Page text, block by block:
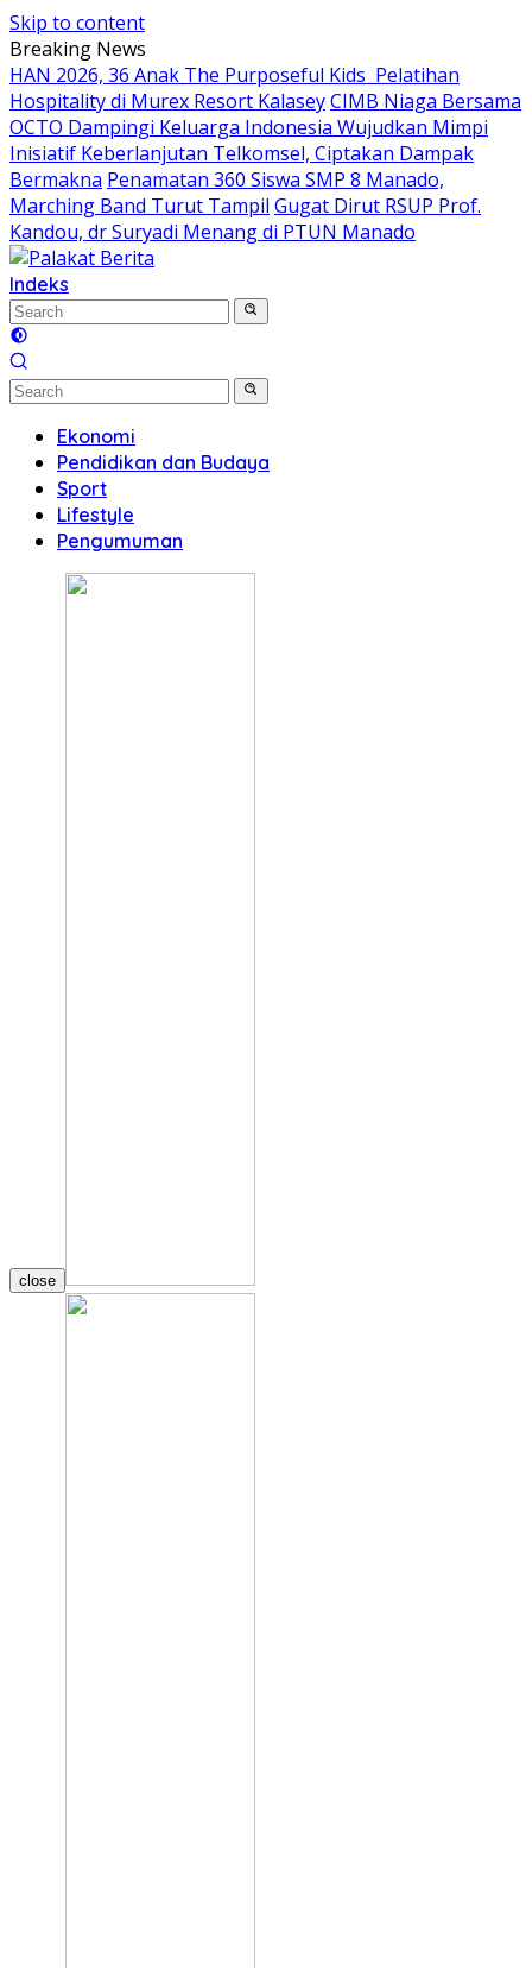
Skip to content
Breaking News
HAN 2026, 36 Anak The Purposeful Kids Pelatihan
Hospitality di Murex Resort KalaseyCIMB Niaga Bersama
OCTO Dampingi Keluarga Indonesia Wujudkan Mimpi
Inisiatif Keberlanjutan Telkomsel, Ciptakan Dampak
Bermakna Penamatan 360 Siswa SMP 8 Manado,
Marching Band Turut Tampil Gugat Dirut RSUP Prof.
Kandou, dr Suryadi Menang di PTUN Manado
Indeks
Ekonomi
Pendidikan dan Budaya
Sport
Lifestyle
Pengumuman
close